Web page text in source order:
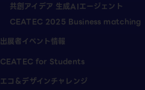
共創アイデア 生成AIエージェント
CEATEC 2025 Business matching
出展者イベント情報
CEATEC for Students
エコ＆デザインチャレンジ